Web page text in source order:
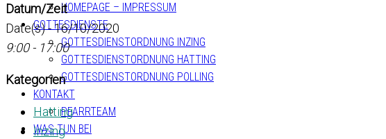
HOMEPAGE – IMPRESSUM
GOTTESDIENSTE
GOTTESDIENSTORDNUNG INZING
GOTTESDIENSTORDNUNG HATTING
GOTTESDIENSTORDNUNG POLLING
KONTAKT
PFARRTEAM
WAS TUN BEI
Datum/Zeit
Date(s) - 16/10/2020
9:00 - 17:00
Kategorien
Hatting
Inzing